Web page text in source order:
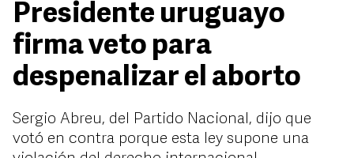
Presidente uruguayo
firma veto para
despenalizar el aborto
Sergio Abreu, del Partido Nacional, dijo que
votó en contra porque esta ley supone una